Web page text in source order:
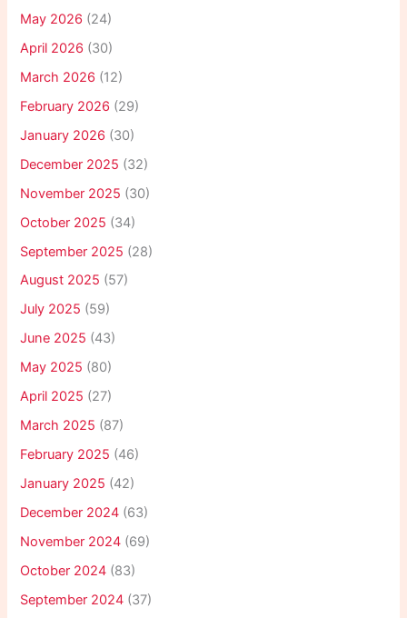
May 2026 (24)
April 2026 (30)
March 2026 (12)
February 2026 (29)
January 2026 (30)
December 2025 (32)
November 2025 (30)
October 2025 (34)
September 2025 (28)
August 2025 (57)
July 2025 (59)
June 2025 (43)
May 2025 (80)
April 2025 (27)
March 2025 (87)
February 2025 (46)
January 2025 (42)
December 2024 (63)
November 2024 (69)
October 2024 (83)
September 2024 (37)